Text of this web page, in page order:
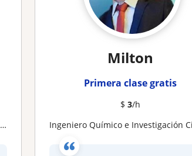
Milton
Primera clase gratis
$ 3/h
Ingeniero Químico e Investigación